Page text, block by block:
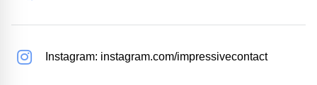
Instagram: instagram.com/impressivecontact